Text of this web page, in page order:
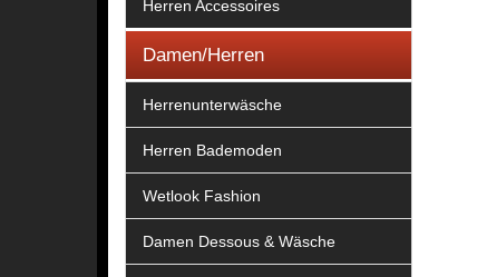
Herren Accessoires
Damen/Herren
Herrenunterwäsche
Herren Bademoden
Wetlook Fashion
Damen Dessous & Wäsche